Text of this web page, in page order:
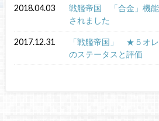
2018.04.03
戦艦帝国 「合金」機
されました
2017.12.31
「戦艦帝国」 ★５オレ
のステータスと評価